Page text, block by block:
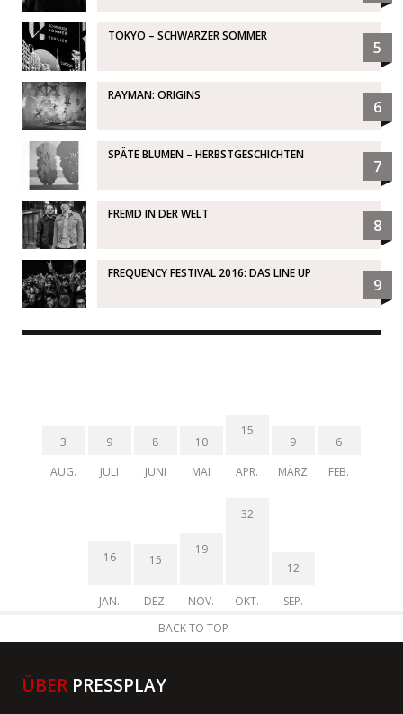
TOKYO – SCHWARZER SOMMER
5
RAYMAN: ORIGINS
6
SPÄTE BLUMEN – HERBSTGESCHICHTEN
7
FREMD IN DER WELT
8
FREQUENCY FESTIVAL 2016: DAS LINE UP
9
3
AUG.
9
JULI
8
JUNI
10
MAI
15
APR.
9
MÄRZ
6
FEB.
16
JAN.
15
DEZ.
19
NOV.
32
OKT.
12
SEP.
BACK TO TOP
ÜBER PRESSPLAY